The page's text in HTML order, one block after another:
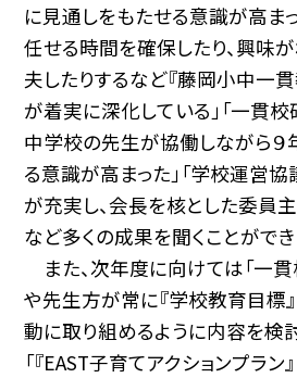
に見通しをもたせる意識が高ま
任せる時間を確保したり、興味
夫したりするなど『藤岡小中一
が着実に深化している」「一貫
中学校の先生が協働しながら９
る意識が高まった」「学校運営
が充実し、会長を核とした委員
など多くの成果を聞くことが
また、次年度に向けては「一
や先生方が常に『学校教育目標
動に取り組めるように内容を検
「『EAST子育てアクションプラン